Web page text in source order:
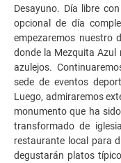
Desayuno. Día libre
opcional de día
empezaremos nuestro
donde la Mezquita Azul
azulejos.
sede de eventos
Luego, admiraremos
monumento que ha
transformado de
restaurante local para
degustarán platos